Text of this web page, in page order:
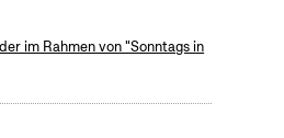
im Rahmen von "Sonntags in